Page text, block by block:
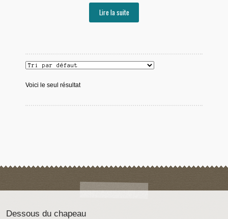
Lire la suite
Voici le seul résultat
Dessous du chapeau